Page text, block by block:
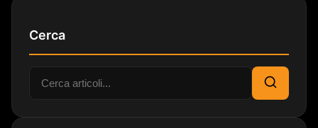
Cerca
Cerca:
Cerca